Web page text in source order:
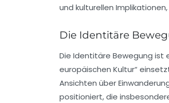
und kulturellen
Die Identitäre
Die Identitäre Bewegung ist
europäischen Kultur“
Ansichten über
positioniert, die